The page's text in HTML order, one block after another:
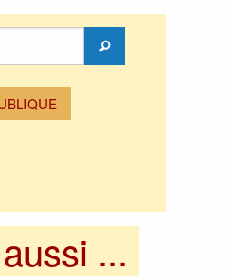
Rechercher
...